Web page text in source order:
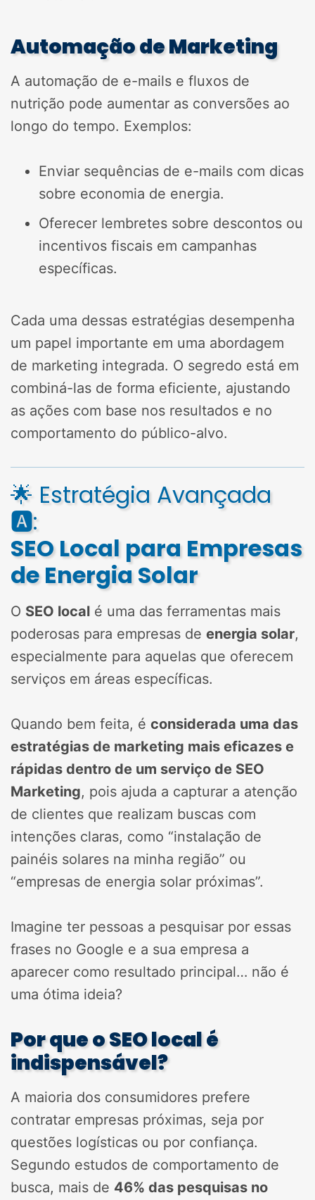
Automação de Marketing
A automação de e-mails e fluxos de
nutrição pode aumentar as conversões ao
longo do tempo. Exemplos:
Enviar sequências de e-mails com dicas
sobre economia de energia.
Oferecer lembretes sobre descontos ou
incentivos fiscais em campanhas
específicas.
Cada uma dessas estratégias desempenha
um papel importante em uma abordagem
de marketing integrada. O segredo está em
combiná-las de forma eficiente, ajustando
as ações com base nos resultados e no
comportamento do público-alvo.
🌟 Estratégia Avançada
🅰️:
SEO Local para Empresas
de Energia Solar
O SEO local é uma das ferramentas mais
poderosas para empresas de energia solar,
especialmente para aquelas que oferecem
serviços em áreas específicas.
Quando bem feita, é considerada uma das
estratégias de marketing mais eficazes e
rápidas dentro de um serviço de SEO
Marketing, pois ajuda a capturar a atenção
de clientes que realizam buscas com
intenções claras, como “instalação de
painéis solares na minha região” ou
“empresas de energia solar próximas”.
Imagine ter pessoas a pesquisar por essas
frases no Google e a sua empresa a
aparecer como resultado principal… não é
uma ótima ideia?
Por que o SEO local é
indispensável?
A maioria dos consumidores prefere
contratar empresas próximas, seja por
questões logísticas ou por confiança.
Segundo estudos de comportamento de
busca, mais de 46% das pesquisas no